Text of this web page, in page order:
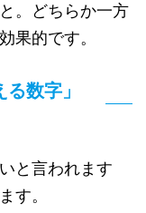
。どちらか一方
果的です。
数字」
と言われます
す。